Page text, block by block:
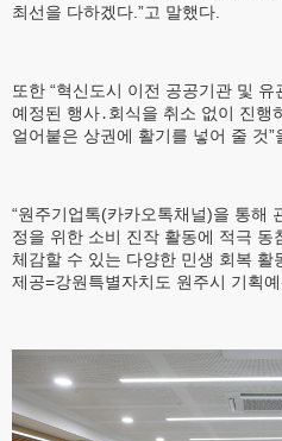
최선을 다하겠다.”고 말했다.
또한 “혁신도시 이전 공공기관 및
예정된 행사․회식을 취소 없이 진행
얼어붙은 상권에 활기를 넣어 줄 것”
“원주기업톡(카카오톡채널)을 통해
정을 위한 소비 진작 활동에 적극 동
체감할 수 있는 다양한 민생 회복 활
제공=강원특별자치도 원주시 기획